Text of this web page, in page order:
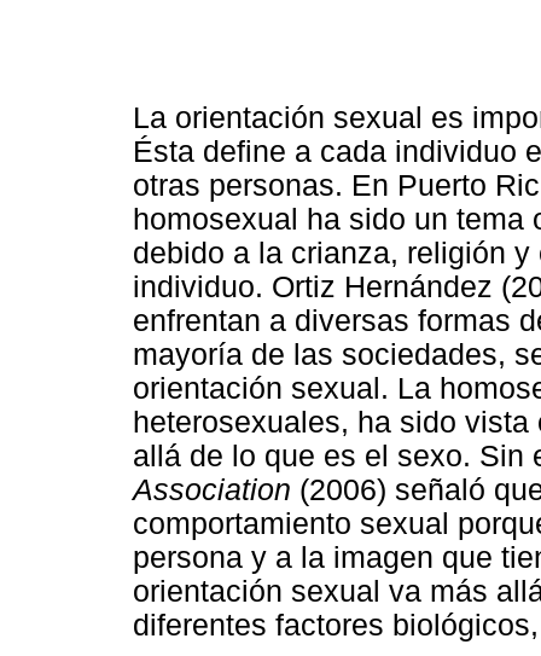
La orientación sexual es
Ésta define a cada individuo
otras personas. En Puerto
homosexual ha sido un tema
debido a la crianza, religión
individuo. Ortiz Hernández
enfrentan a diversas formas
mayoría de las sociedades,
orientación sexual. La
heterosexuales, ha sido
allá de lo que es el sexo. Sin
Association (2006) señaló
comportamiento sexual
persona y a la imagen que
orientación sexual va más
diferentes factores